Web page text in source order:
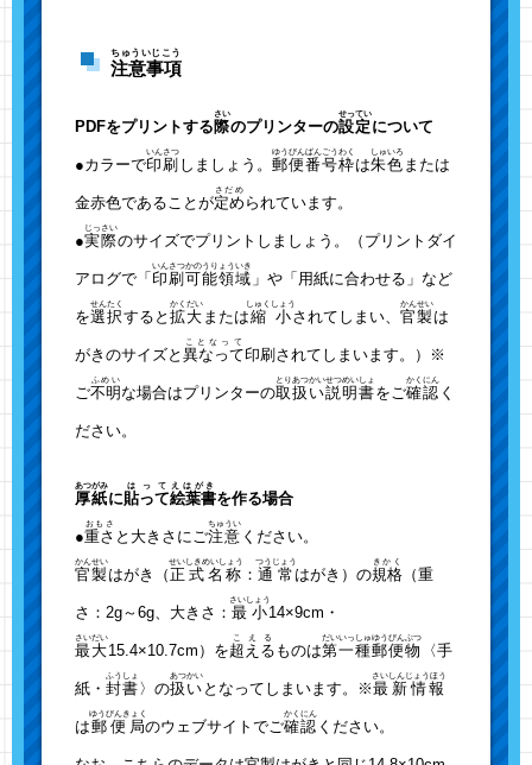
注意事項
ちゅういじこう
PDFをプリントする 際
さい
のプリンターの設定
せってい
について
●カラーで印刷
いんさつ
しましょう。 郵便番号枠
ゆうびんばんごうわく
は朱色
しゅいろ
または
金赤色であることが定め
さだめ
られています。
●実際
じっさい
のサイズでプリントしましょう。（プリントダイ
アログで「 印刷可能領域
いんさつかのうりょういき
」や「用紙に合わせる」など
を選択
せんたく
すると 拡大
かくだい
または縮小
しゅくしょう
されてしまい、 官製
かんせい
は
がきのサイズと 異なって
ことなって
印刷されてしまいます。）※
ご不明
ふめい
な場合はプリンターの取扱い
とりあつかい
説明書
せつめいしょ
をご確認
かくにん
く
ださい。
厚紙
あつがみ
に 貼って
はって
絵葉書
えはがき
を作る場合
●重さ
おもさ
と大きさにご注意
ちゅうい
ください。
官製
かんせい
はがき（正式名称
せいしきめいしょう
： 通常
つうじょう
はがき）の規格
きかく
（重
さ：2g～6g、大きさ： 最小
さいしょう
14×9cm・
最大
さいだい
15.4×10.7cm）を超える
こえる
ものは第一種
だいいっしゅ
郵便物
ゆうびんぶつ
〈手
紙・ 封書
ふうしょ
〉の扱い
あつかい
となってしまいます。※最新情報
さいしんじょうほう
は郵便局
ゆうびんきょく
のウェブサイトでご確認
かくにん
ください。